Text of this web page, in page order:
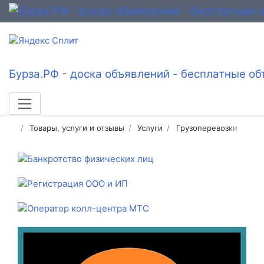
Бурза.РФ - доска объявлений - бесплатные
Товары, услуги и отзывы Услуги Грузоперевозки